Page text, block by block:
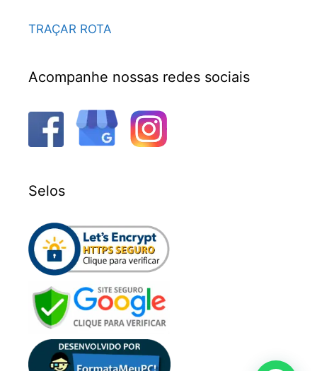
TRAÇAR ROTA
Acompanhe nossas redes sociais
Selos